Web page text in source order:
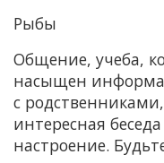
Рыбы
Общение, учеба,
насыщен
с
интересная
настроение.